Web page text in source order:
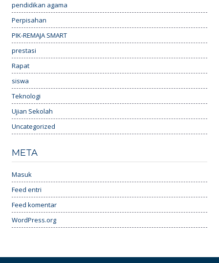
pendidikan agama
Perpisahan
PIK-REMAJA SMART
prestasi
Rapat
siswa
Teknologi
Ujian Sekolah
Uncategorized
META
Masuk
Feed entri
Feed komentar
WordPress.org